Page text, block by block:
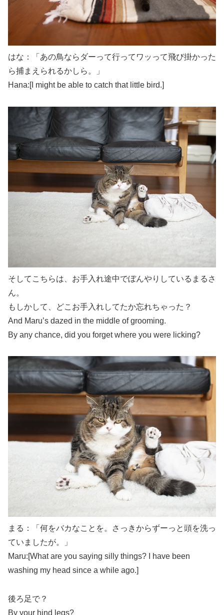
はな：「あの鳥ならダーって行ってワッって飛び掛かった
ら捕まえられるかしら。」
Hana:[I might be able to catch that little bird.]
そしてこちらは、お手入れ途中でぼんやりしているまるさ
ん。
もしかして、どこお手入れしてたか忘れちゃった？
And Maru’s dazed in the middle of grooming.
By any chance, did you forget where you were licking?
まる：「何をバカなことを。さっきからずーっと頭を洗っ
ていましたが。」
Maru:[What are you saying silly things? I have been
washing my head since a while ago.]
後ろ足で？
By your hind legs?